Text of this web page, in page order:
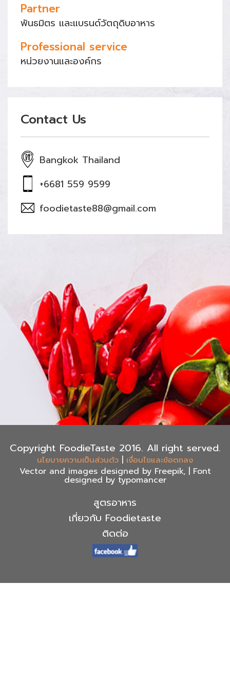
Partner
พันธมิตร และแบรนด์วัตถุดิบอาหาร
Professional service
หน่วยงานและองค์กร
Contact Us
Bangkok Thailand
+6681 559 9599
foodietaste88@gmail.com
Copyright FoodieTaste 2016. All right served.
นโยบายความเป็นส่วนตัว | เงื่อนไขและข้อตกลง
Vector and images designed by Freepik, | Font
designed by typomancer
สูตรอาหาร
เกี่ยวกับ Foodietaste
ติดต่อ